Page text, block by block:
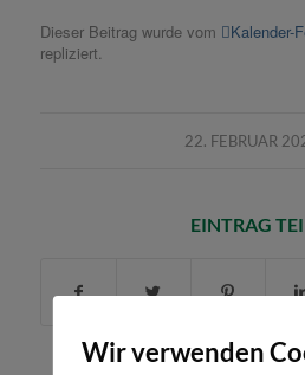
Dieser Beitrag wurde vom
Kalender-
repliziert.
22. FEBRUAR
/
EINTRAG
Wir verwenden